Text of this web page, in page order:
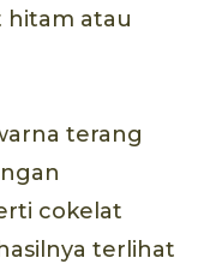
hitam atau
terang
cokelat
terlihat